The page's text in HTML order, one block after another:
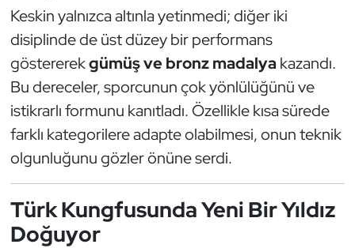
Keskin yalnızca altınla yetinmedi; diğer iki
disiplinde de üst düzey bir performans
göstererekgümüş ve bronz madalyakazandı.
Bu dereceler, sporcunun çok yönlülüğünü ve
istikrarlı formunu kanıtladı. Özellikle kısa sürede
farklı kategorilere adapte olabilmesi, onun teknik
olgunluğunu gözler önüne serdi.
Türk Kungfusunda Yeni Bir Yıldız
Doğuyor
Muay Thai
Okçuluk
Optimist
Oryantiring
Paralimpik